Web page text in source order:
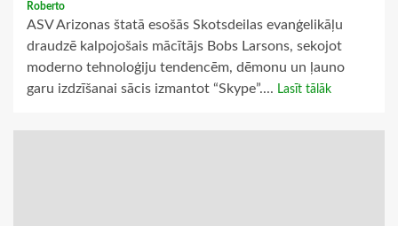
Roberto
ASV Arizonas štatā esošās Skotsdeilas evanģelikāļu
draudzē kalpojošais mācītājs Bobs Larsons, sekojot
moderno tehnoloģiju tendencēm, dēmonu un ļauno
garu izdzīšanai sācis izmantot “Skype”.... Lasīt tālāk